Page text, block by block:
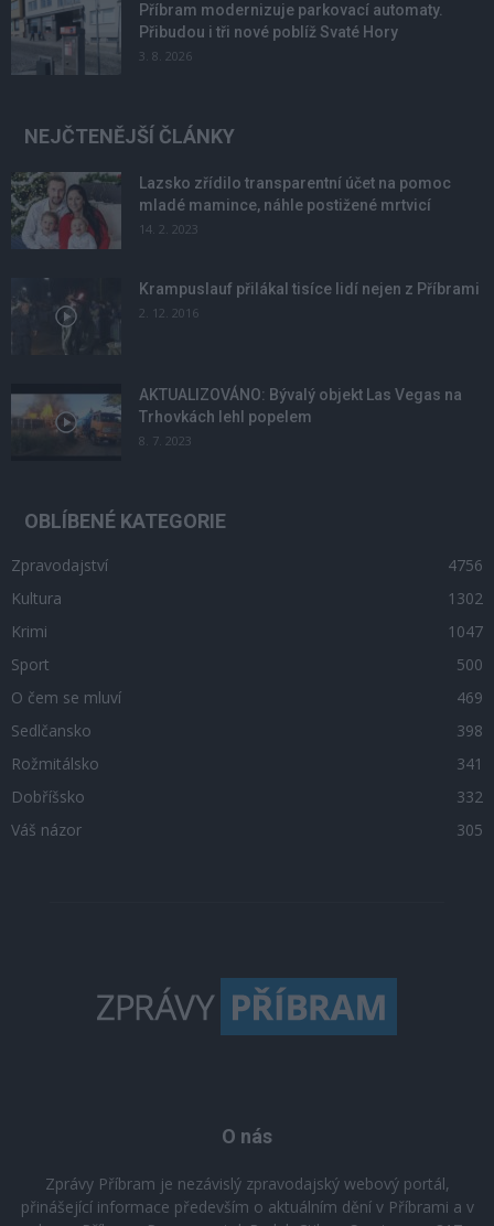
Příbram modernizuje parkovací automaty.
Přibudou i tři nové poblíž Svaté Hory
3. 8. 2026
NEJČTENĚJŠÍ ČLÁNKY
Lazsko zřídilo transparentní účet na pomoc
mladé mamince, náhle postižené mrtvicí
14. 2. 2023
Krampuslauf přilákal tisíce lidí nejen z Příbrami
2. 12. 2016
AKTUALIZOVÁNO: Bývalý objekt Las Vegas na
Trhovkách lehl popelem
8. 7. 2023
OBLÍBENÉ KATEGORIE
Zpravodajství
4756
Kultura
1302
Krimi
1047
Sport
500
O čem se mluví
469
Sedlčansko
398
Rožmitálsko
341
Dobříšsko
332
Váš názor
305
O nás
Zprávy Příbram je nezávislý zpravodajský webový portál,
přinášející informace především o aktuálním dění v Příbrami a v